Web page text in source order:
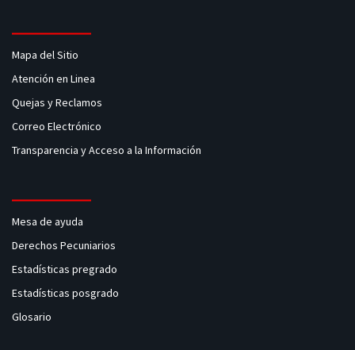
Mapa del Sitio
Atención en Linea
Quejas y Reclamos
Correo Electrónico
Transparencia y Acceso a la Información
Mesa de ayuda
Derechos Pecuniarios
Estadísticas pregrado
Estadísticas posgrado
Glosario